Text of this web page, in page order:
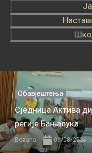
Обавјештења
Сједница Актива
регије Бањалука
Bozana 06/08/2026